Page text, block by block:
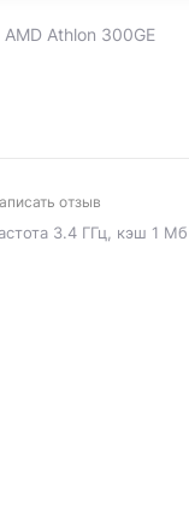
Athlon 300GE
отзыв
3.4 ГГц, кэш 1